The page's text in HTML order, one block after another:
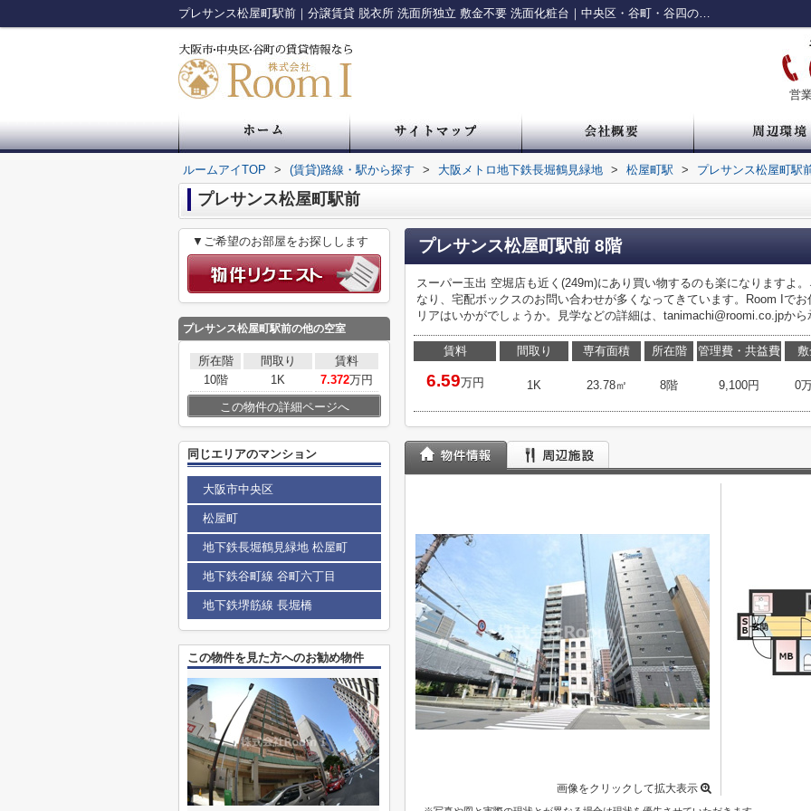
プレサンス松屋町駅前｜分譲賃貸 脱衣所 洗面所独立 敷金不要 洗面化粧台｜中央区・谷町・谷四の賃貸情報 ルームアイ
営
ルームアイTOP > (賃貸)路線・駅から探す > 大阪メトロ地下鉄長堀鶴見緑地 > 松屋町駅 > プレサンス松屋町駅
プレサンス松屋町駅前
プレサンス松屋町駅前 8階
スーパー玉出 空堀店も近く(249m)にあり買い物するのも楽になりますよ
なり、宅配ボックスのお問い合わせが多くなってきています。Room Iで
リアはいかがでしょうか。見学などの詳細は、tanimachi@roomi.co.jpか
賃料
6.59万円
間取り
1K
専有面積
23.78㎡
所在階
8階
管理費・共益費
9,100円 0
画像をクリックして拡大表示
▼ご希望のお部屋をお探しします
プレサンス松屋町駅前の他の空室
所在階 間取り
賃料
10階
1K 7.372万円
この物件の詳細ページへ
同じエリアのマンション
大阪市中央区
松屋町
地下鉄長堀鶴見緑地 松屋町
地下鉄谷町線 谷町六丁目
地下鉄堺筋線 長堀橋
この物件を見た方へのお勧め物件